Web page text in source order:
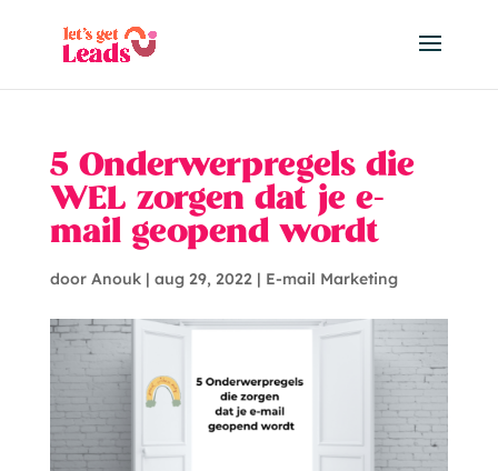
5 Onderwerpregels die
WEL zorgen dat je e-
mail geopend wordt
door Anouk| aug 29, 2022| E-mail Marketing